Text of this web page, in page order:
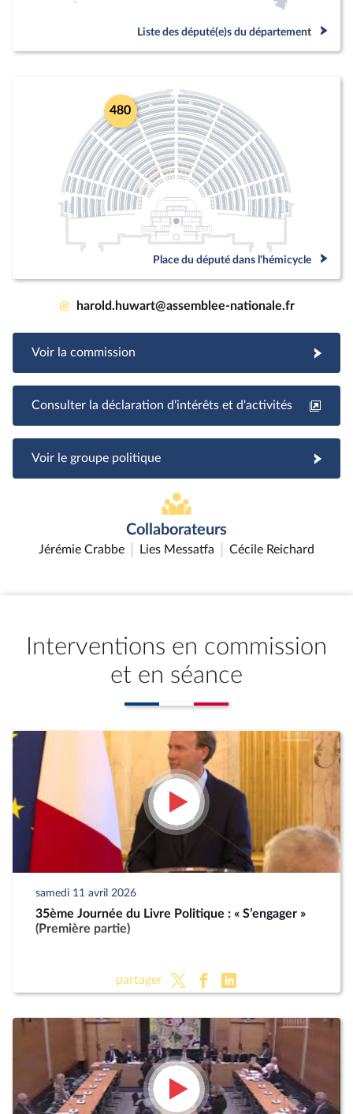
Liste des député(e)s du département
480
Place du député dans l'hémicycle
@ harold.huwart@assemblee-nationale.fr
Voir la commission
Consulter la déclaration d'intérêts et d'activités
Voir le groupe politique
Collaborateurs
Jérémie Crabbe Lies Messatfa Cécile Reichard
Interventions en commission
et en séance
samedi 11 avril 2026
35ème Journée du Livre Politique : « S’engager »
(Première partie)
partager